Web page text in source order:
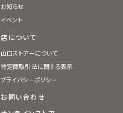
お知らせ
イベント
店について
山口ストアーについて
特定商取引法に関する表示
プライバシーポリシー
お問い合わせ